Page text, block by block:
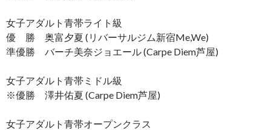
女子アダルト青帯ライト級
優 勝 奥富夕夏 (リバーサルジム新宿Me,We)
準優勝 バーチ美奈ジョエール (Carpe Diem芦屋)
女子アダルト青帯ミドル級
※優勝 澤井佑夏 (Carpe Diem芦屋)
女子アダルト青帯オープンクラス